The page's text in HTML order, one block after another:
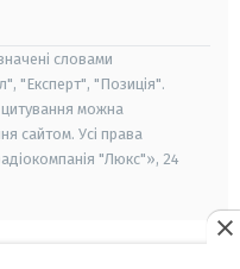
словами
"Експерт", "Позиція".
можна
сайтом. Усі права
"Люкс"», 24